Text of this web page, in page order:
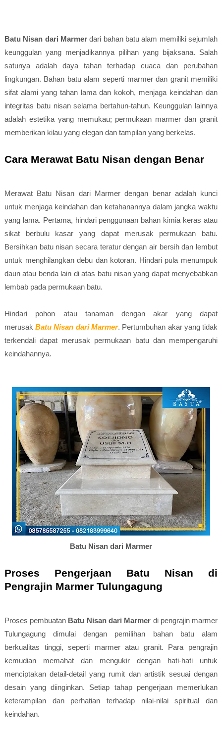
Batu Nisan dari Marmerdari bahan batu alam memiliki sejumlah
keunggulan yang menjadikannya pilihan yang bijaksana. Salah
satunya adalah daya tahan terhadap cuaca dan perubahan
lingkungan. Bahan batu alam seperti marmer dan granit memiliki
sifat alami yang tahan lama dan kokoh, menjaga keindahan dan
integritas batu nisan selama bertahun-tahun. Keunggulan lainnya
adalah estetika yang memukau; permukaan marmer dan granit
memberikan kilau yang elegan dan tampilan yang berkelas.
Cara Merawat Batu Nisan dengan Benar
Merawat Batu Nisan dari Marmer dengan benar adalah kunci
untuk menjaga keindahan dan ketahanannya dalam jangka waktu
yang lama. Pertama, hindari penggunaan bahan kimia keras atau
sikat berbulu kasar yang dapat merusak permukaan batu.
Bersihkan batu nisan secara teratur dengan air bersih dan lembut
untuk menghilangkan debu dan kotoran. Hindari pula menumpuk
daun atau benda lain di atas batu nisan yang dapat menyebabkan
lembab pada permukaan batu.
Hindari pohon atau tanaman dengan akar yang dapat
merusakBatu Nisan dari Marmer. Pertumbuhan akar yang tidak
terkendali dapat merusak permukaan batu dan mempengaruhi
keindahannya.
Batu Nisan dari Marmer
Proses Pengerjaan Batu Nisan di
Pengrajin Marmer Tulungagung
Proses pembuatan Batu Nisan dari Marmer di pengrajin marmer
Tulungagung dimulai dengan pemilihan bahan batu alam
berkualitas tinggi, seperti marmer atau granit. Para pengrajin
kemudian memahat dan mengukir dengan hati-hati untuk
menciptakan detail-detail yang rumit dan artistik sesuai dengan
desain yang diinginkan. Setiap tahap pengerjaan memerlukan
keterampilan dan perhatian terhadap nilai-nilai spiritual dan
keindahan.